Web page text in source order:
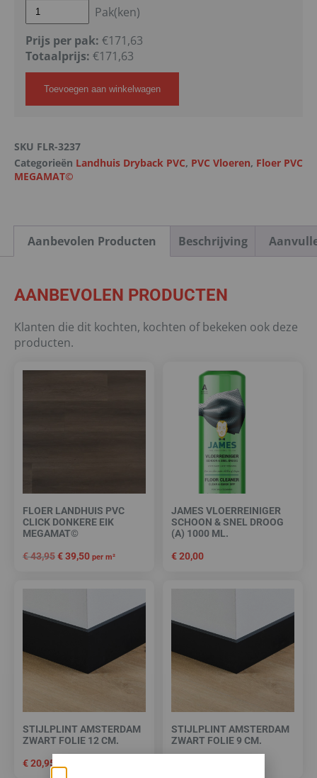
Pak(ken)
Prijs per pak: €171,63
Totaalprijs: €171,63
Toevoegen aan winkelwagen
SKU FLR-3237
Categorieën Landhuis Dryback PVC, PVC Vloeren, Floer PVC
MEGAMAT©
Aanbevolen Producten Beschrijving
AANBEVOLEN PRODUCTEN
Klanten die dit kochten, kochten of bekeken ook deze
producten.
FLOER LANDHUIS PVC
CLICK DONKERE EIK
MEGAMAT©
€43,95€39,50 per m²
JAMES VLOERREINIGER
SCHOON & SNEL DROOG
(A) 1000 ML.
€20,00
STIJLPLINT AMSTERDAM
ZWART FOLIE 12 CM.
€20,95
STIJLPLINT AMSTERDAM
ZWART FOLIE 9 CM.